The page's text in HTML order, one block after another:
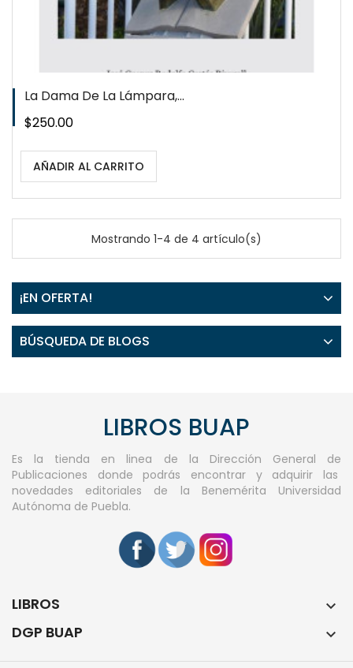
La Dama De La Lámpara,...
Precio
$250.00
AÑADIR AL CARRITO
Mostrando 1-4 de 4 artículo(s)
¡EN OFERTA!
BÚSQUEDA DE BLOGS
LIBROS BUAP
Es la tienda en linea de la Dirección General de
Publicaciones donde podrás encontrar y adquirir las
novedades editoriales de la Benemérita Universidad
Autónoma de Puebla.
LIBROS 
DGP BUAP 